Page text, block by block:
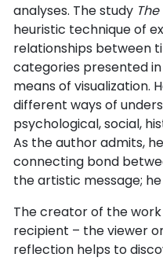
analyses. The study
heuristic technique of
relationships between
categories presented
means of visualization.
different ways of
psychological, social,
As the author admits,
connecting bond
the artistic message;
The creator of the
recipient – the viewer
reflection helps to